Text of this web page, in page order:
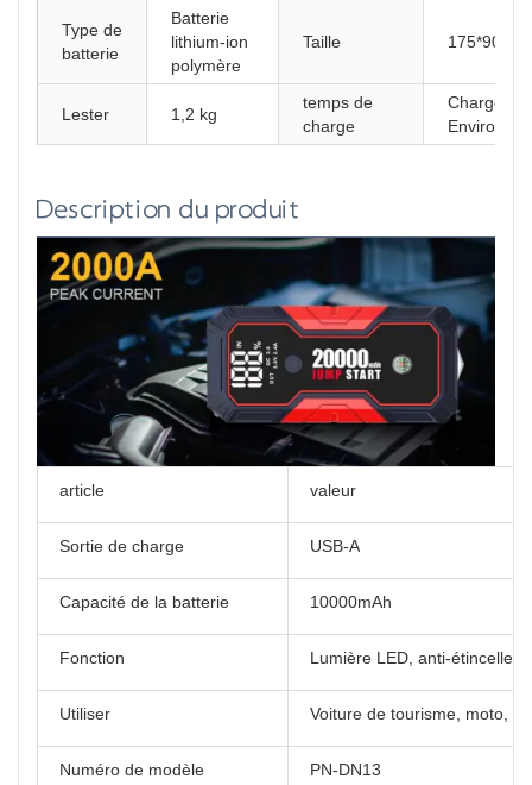
Type de
batterie
Batterie
lithium-ion
polymère
Taille
Lester 1,2 kg
temps de
charge
Chargeur
Environ
Description du produit
article valeur
Sortie de charge USB-A
Capacité de la batterie 10000mAh
Fonction Lumière LED, anti-
Utiliser Voiture de tourisme, moto,
Numéro de modèle PN-DN13